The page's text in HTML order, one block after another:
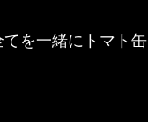
を一緒にトマト缶